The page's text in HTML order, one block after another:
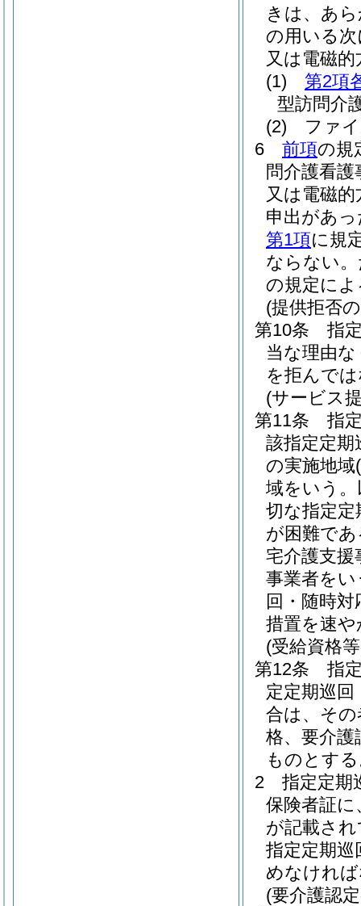
きは、あ
の用いる
又は電磁
(1)
第2項
型訪問介
(2)
ファ
6
前項の規
問介護看
又は電磁
申出があ
第1項に規
ならない。
の規定に
(提供拒否
第10条
指
当な理由
を拒んで
(サービス
第11条
指
該指定定期
の実施地域
域をいう
切な指定定
が困難で
宅介護支援
事業者を
回・随時
措置を速
(受給資格
第12条
指
定定期巡
合は、そ
格、要介
ものとす
2
指定定期
保険者証に
が記載さ
指定定期巡
めなけれ
(要介護認